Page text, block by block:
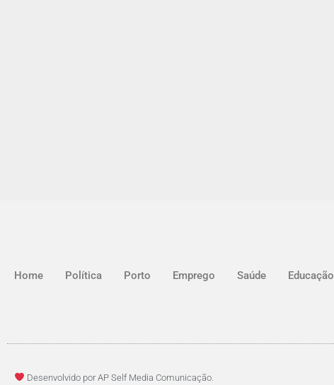
Home Política Porto Emprego Saúde Educação
Desenvolvido por AP Self Media Comunicação.